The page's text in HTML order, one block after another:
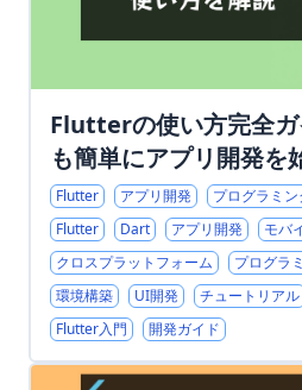
Flutterの使い方完全
も簡単にアプリ開発を
Flutter アプリ開発 プログラミン
Flutter
Dart アプリ開発
モバ
クロスプラットフォーム
プログラ
環境構築
UI開発 チュートリアル
Flutter入門
開発ガイド